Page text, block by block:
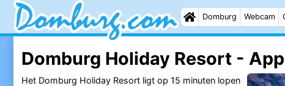
Domburg Webcam
Domburg Holiday Resort -
Het Domburg Holiday Resort ligt op 15 minuten lopen